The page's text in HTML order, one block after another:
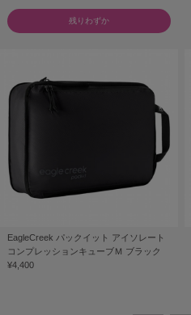
残りわずか
EagleCreek パックイット アイソレート
コンプレッションキューブＭ ブラック
¥4,400